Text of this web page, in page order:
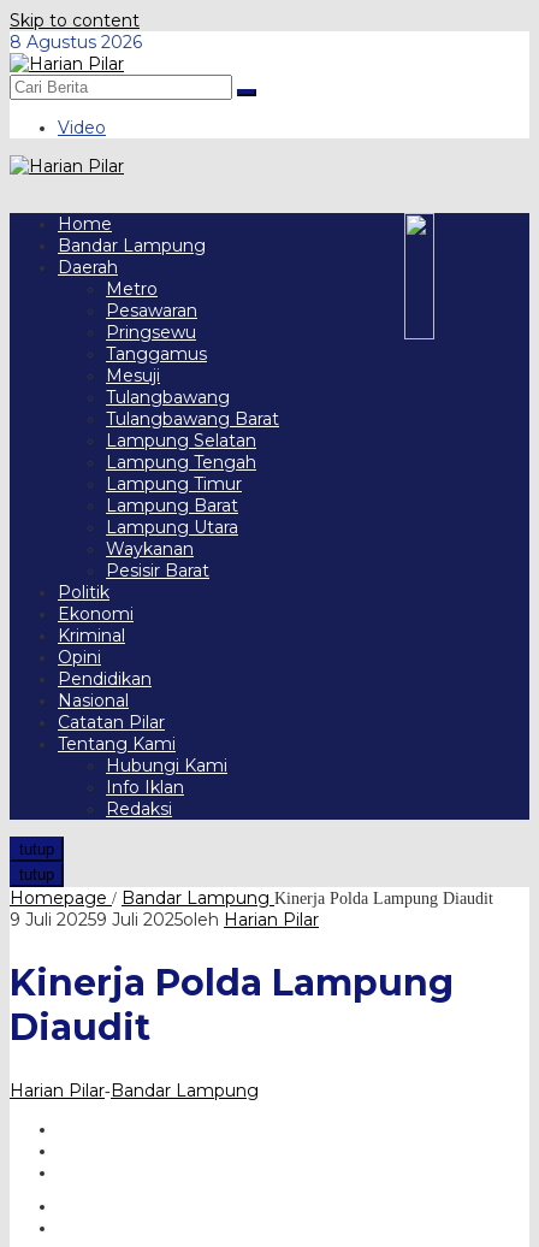
Skip to content
8 Agustus 2026
Video
Home
Bandar Lampung
Daerah
Metro
Pesawaran
Pringsewu
Tanggamus
Mesuji
Tulangbawang
Tulangbawang Barat
Lampung Selatan
Lampung Tengah
Lampung Timur
Lampung Barat
Lampung Utara
Waykanan
Pesisir Barat
Politik
Ekonomi
Kriminal
Opini
Pendidikan
Nasional
Catatan Pilar
Tentang Kami
Hubungi Kami
Info Iklan
Redaksi
tutup
tutup
Homepage / Bandar Lampung Kinerja Polda Lampung Diaudit
9 Juli 20259 Juli 2025oleh Harian Pilar
Kinerja Polda Lampung
Diaudit
Harian Pilar-Bandar Lampung